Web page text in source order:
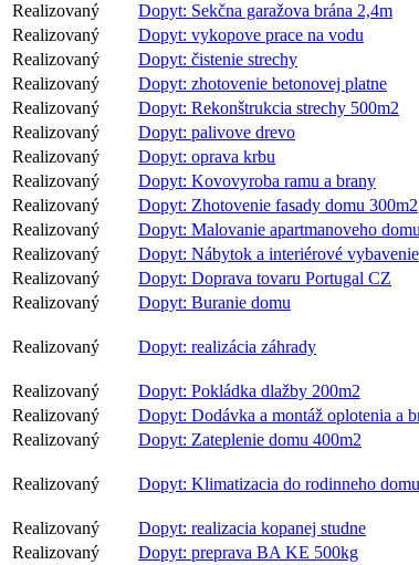
Realizovaný
Dopyt: Sekčna garažova brána 2,4m
Realizovaný
Dopyt: vykopove prace na vodu
Realizovaný
Dopyt: čistenie strechy
Realizovaný
Dopyt: zhotovenie betonovej platne
Realizovaný
Dopyt: Rekonštrukcia strechy 500m2
Realizovaný
Dopyt: palivove drevo
Realizovaný
Dopyt: oprava krbu
Realizovaný
Dopyt: Kovovyroba ramu a brany
Realizovaný
Dopyt: Zhotovenie fasady domu 300m2
Realizovaný
Dopyt: Malovanie apartmanoveho
Realizovaný
Dopyt: Nábytok a interiérové vybavenie
Realizovaný
Dopyt: Doprava tovaru Portugal CZ
Realizovaný
Dopyt: Buranie domu
Realizovaný Dopyt: realizácia záhrady
Realizovaný Dopyt: Pokládka dlažby 200m2
Realizovaný
Dopyt: Dodávka a montáž oplotenia a
Realizovaný
Dopyt: Zateplenie domu 400m2
Realizovaný Dopyt: Klimatizacia do rodinneho domu
Realizovaný Dopyt: realizacia kopanej studne
Realizovaný
Dopyt: preprava BA KE 500kg